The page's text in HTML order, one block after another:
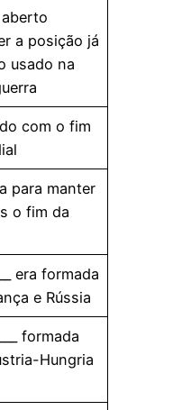
a posição já
usado na
com o fim
para manter
o fim da
era formada
e Rússia
formada
Hungria